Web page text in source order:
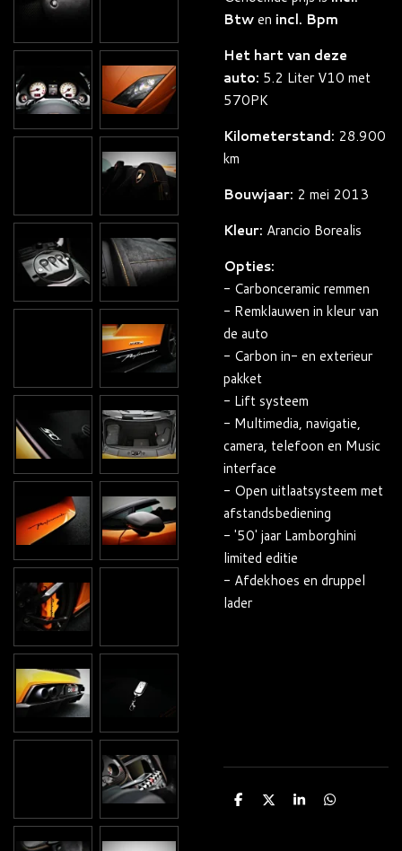
Btwen incl. Bpm
Het hart van deze
auto: 5.2 Liter V10 met
570PK
Kilometerstand: 28.900
km
Bouwjaar: 2 mei 2013
Kleur: Arancio Borealis
Opties:
- Carbonceramic remmen
- Remklauwen in kleur van
de auto
- Carbon in- en exterieur
pakket
- Lift systeem
- Multimedia, navigatie,
camera, telefoon en Music
interface
- Open uitlaatsysteem met
afstandsbediening
- '50' jaar Lamborghini
limited editie
- Afdekhoes en druppel
lader
D
D
S
D